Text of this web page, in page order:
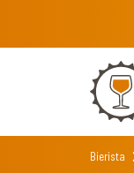
Bierista